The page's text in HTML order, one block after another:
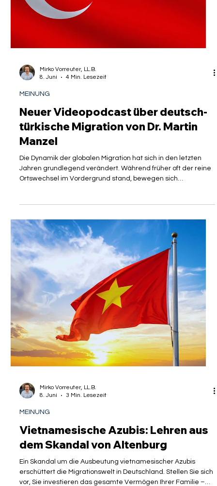
durch die Bundesagentur für Arbeit (BA) . Was als
Schutzmechanismus gegen Lohndumping gedacht war,
Mirko Vorreuter, LL.B.
8. Juni
4 Min. Lesezeit
Neuer Videopodcast über deutsch-
türkische Migration von Dr. Martin
Manzel
Die Dynamik der globalen Migration hat sich in den letzten
Jahren grundlegend verändert. Während früher oft der reine
Ortswechsel im Vordergrund stand, bewegen sich
hochqualifizierte Fachkräfte, Akademiker, Expats und
Diplomaten heute in einem hochkomplexen rechtlichen und
kulturellen Gefüge. Wer als Unternehmen im Rahmen des
International Recruiting Spitzenkräfte aus dem Ausland – und
insbesondere aus wirtschaftlich sowie historisch eng
verflochtenen Staaten wie der Türkei –